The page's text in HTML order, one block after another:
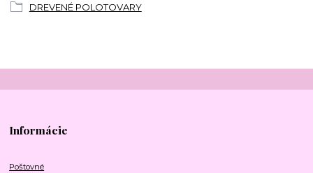
DREVENÉ POLOTOVARY
Informácie
Poštovné